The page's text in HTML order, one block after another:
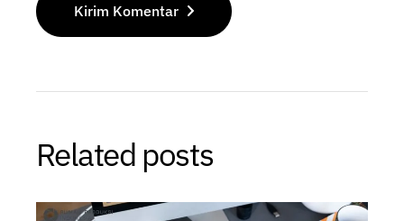
Kirim Komentar
Related posts